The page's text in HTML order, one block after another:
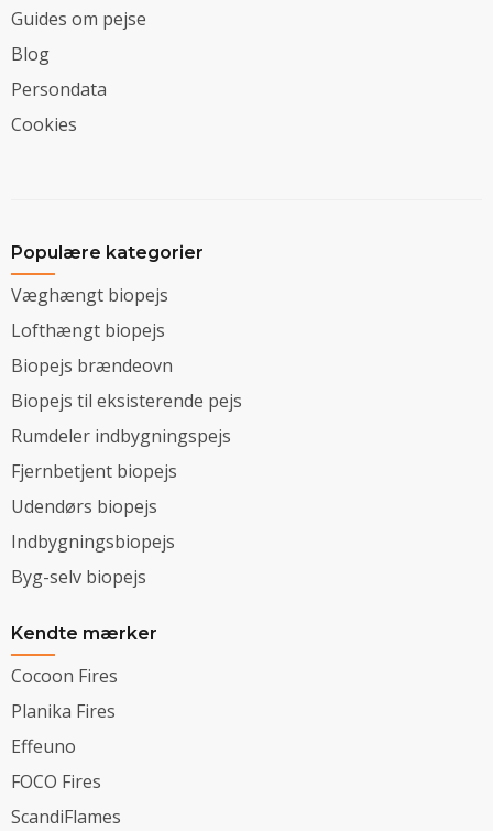
Guides om pejse
Blog
Persondata
Cookies
Populære kategorier
Væghængt biopejs
Lofthængt biopejs
Biopejs brændeovn
Biopejs til eksisterende pejs
Rumdeler indbygningspejs
Fjernbetjent biopejs
Udendørs biopejs
Indbygningsbiopejs
Byg-selv biopejs
Kendte mærker
Cocoon Fires
Planika Fires
Effeuno
FOCO Fires
ScandiFlames